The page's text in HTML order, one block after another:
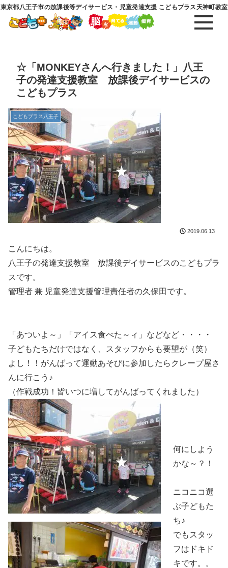
東京都八王子市の放課後等デイサービス・児童発達支援 こどもプラス天神町教室
☆「MONKEYさんへ行きました！」八王
子の発達支援教室 放課後デイサービスの
こどもプラス
こどもプラス八王子
2019.06.13
こんにちは。
八王子の発達支援教室 放課後デイサービスのこどもプラ
スです。
管理者 兼 児童発達支援管理責任者の久保田です。
「あついよ～」「アイス食べた～ィ」などなど・・・・
子どもたちだけではなく、スタッフからも要望が（笑）
よし！！がんばって運動あそびに参加したらクレープ屋さ
んに行こう♪
（作戦成功！皆いつに増してがんばってくれました）
何にしよう
かな～？！
ニコニコ選
ぶ子どもた
ち♪
でもスタッ
フはドキド
キです。。